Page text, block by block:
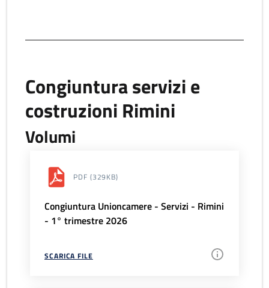
Congiuntura servizi e
costruzioni Rimini
Volumi
PDF (329KB)
Congiuntura Unioncamere - Servizi - Rimini
- 1° trimestre 2026
SCARICA FILE